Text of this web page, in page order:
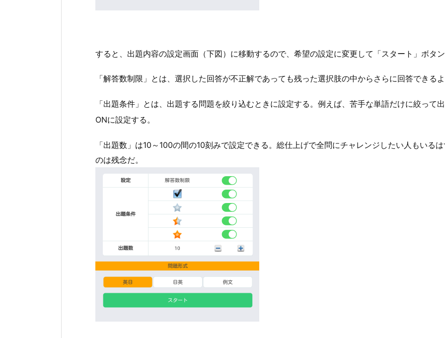
すると、出題内容の設定画面（下図）に移動するので、希望の設定に変更して「スタート」ボタ
「解答数制限」とは、選択した回答が不正解であっても残った選択肢の中からさらに回答できる
「出題条件」とは、出題する問題を絞り込むときに設定する。例えば、苦手な単語だけに絞って
ONに設定する。
「出題数」は10～100の間の10刻みで設定できる。総仕上げで全問にチャレンジしたい人もいる
のは残念だ。